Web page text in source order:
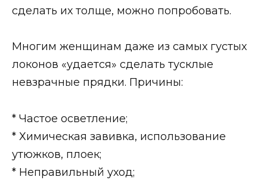
сделать их толще, можно попробовать.
Многим женщинам даже из самых густых
локонов «удается» сделать тусклые
невзрачные прядки. Причины:
* Частое осветление;
* Химическая завивка, использование
утюжков, плоек;
* Неправильный уход;